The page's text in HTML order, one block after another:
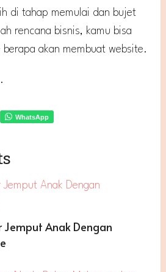
di tahap memulai dan bujet
rencana bisnis, kamu bisa
akan membuat website.
WhatsApp
Anak Dengan